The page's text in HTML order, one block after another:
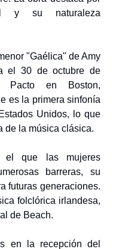
y su naturaleza
"Gaélica" de Amy
el 30 de octubre de
en Boston,
es la primera sinfonía
Unidos, lo que
de la música clásica.
el que las mujeres
barreras, su
futuras generaciones.
folclórica irlandesa,
de Beach.
en la recepción del